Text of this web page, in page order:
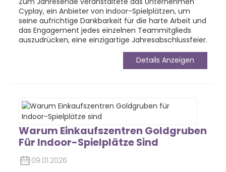
Cyplay, ein Anbieter von Indoor-Spielplätzen, um
seine aufrichtige Dankbarkeit für die harte Arbeit und
das Engagement jedes einzelnen Teammitglieds
auszudrücken, eine einzigartige Jahresabschlussfeier.
Details Anzeigen
Warum Einkaufszentren Goldgruben
Für Indoor-Spielplätze Sind
09.01.2026